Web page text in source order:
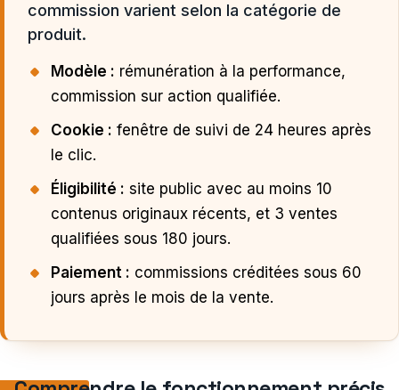
commission varient selon la catégorie de
produit.
Modèle : rémunération à la performance,
commission sur action qualifiée.
Cookie : fenêtre de suivi de 24 heures après
le clic.
Éligibilité : site public avec au moins 10
contenus originaux récents, et 3 ventes
qualifiées sous 180 jours.
Paiement : commissions créditées sous 60
jours après le mois de la vente.